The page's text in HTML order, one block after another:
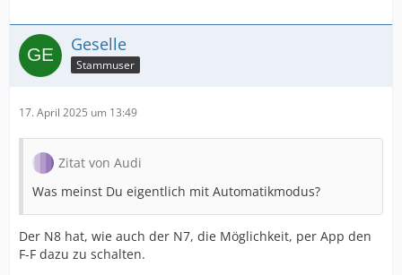
Geselle
Stammuser
17. April 2025 um 13:49
Zitat von Audi
Was meinst Du eigentlich mit Automatikmodus?
Der N8 hat, wie auch der N7, die Möglichkeit, per App den
F-F dazu zu schalten.